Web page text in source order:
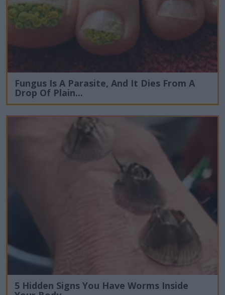
Fungus Is A Parasite, And It Dies From A
Drop Of Plain...
5 Hidden Signs You Have Worms Inside